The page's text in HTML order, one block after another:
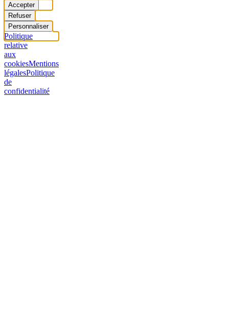
Accepter
Refuser
Personnaliser
Politique
relative
aux
cookiesMentions
légalesPolitique
de
confidentialité